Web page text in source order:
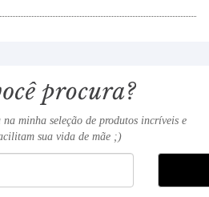
minha seleção de produtos incríveis e
sua vida de mãe ;)